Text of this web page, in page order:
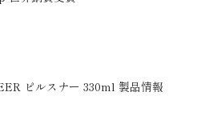
ピルスナー 330ml 製品情報